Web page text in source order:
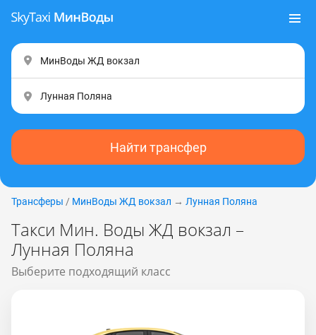
Найти трансфер
Трансферы / МинВоды ЖД вокзал → Лунная Поляна
Такси Мин. Воды ЖД вокзал –
Лунная Поляна
Выберите подходящий класс